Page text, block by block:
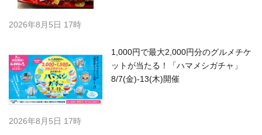
2026年8月5日 17時
1,000円で最大2,000円分のグルメチケ
ットが当たる！「ハマメシガチャ」
8/7(金)-13(木)開催
2026年8月5日 17時